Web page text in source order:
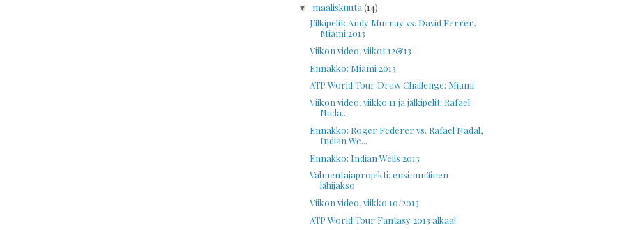
▼ maaliskuuta(14)
Jälkipelit: Andy Murray vs. David Ferrer,
Miami 2013
Viikon video, viikot 12&13
Ennakko: Miami 2013
ATP World Tour Draw Challenge: Miami
Viikon video, viikko 11 ja jälkipelit: Rafael
Nada...
Ennakko: Roger Federer vs. Rafael Nadal,
Indian We...
Ennakko: Indian Wells 2013
Valmentajaprojekti: ensimmäinen
lähijakso
Viikon video, viikko 10/2013
ATP World Tour Fantasy 2013 alkaa!